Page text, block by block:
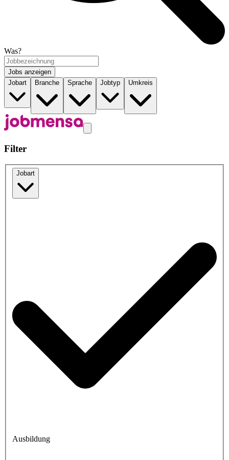
Was?
Jobs anzeigen
Jobart
Branche Sprache Jobtyp Umkreis
Filter
Jobart
Ausbildung